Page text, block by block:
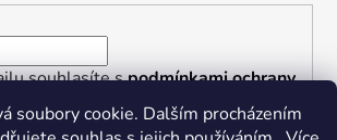
soubory cookie. Dalším procházením
souhlasíte spodmínkami ochrany